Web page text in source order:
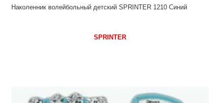
Наколенник волейбольный детский SPRINTER 1210 Синий
SPRINTER